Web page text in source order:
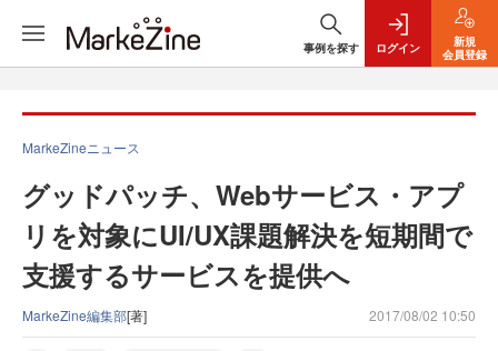
事例を探す ログイン
新規
会員登録
MarkeZineニュース
グッドパッチ、Webサービス・アプ
リを対象にUI/UX課題解決を短期間で
支援するサービスを提供へ
MarkeZine編集部[著] 2017/08/02 10:50